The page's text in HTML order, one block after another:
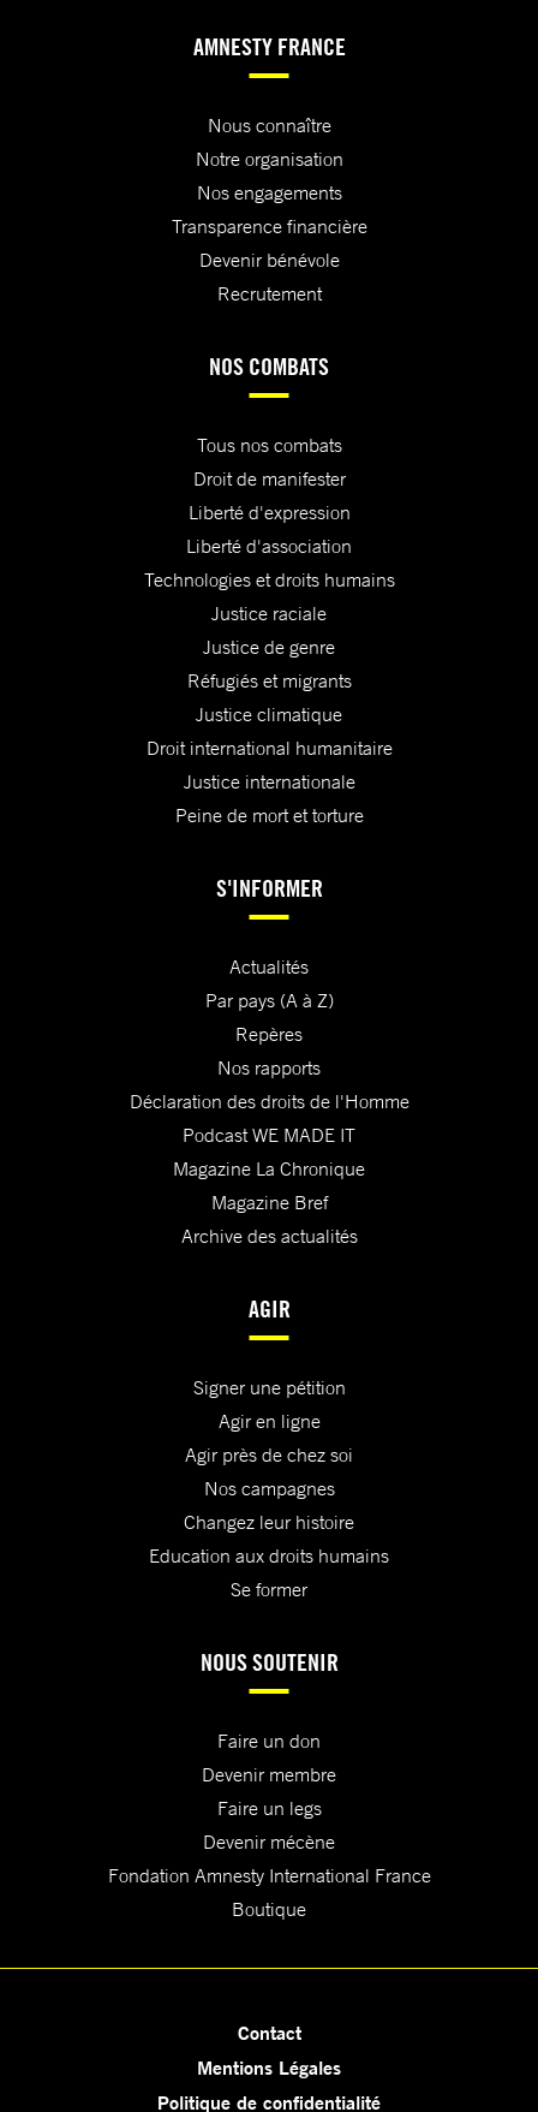
AMNESTY FRANCE
Nous connaître
Notre organisation
Nos engagements
Transparence financière
Devenir bénévole
Recrutement
NOS COMBATS
Tous nos combats
Droit de manifester
Liberté d'expression
Liberté d'association
Technologies et droits humains
Justice raciale
Justice de genre
Réfugiés et migrants
Justice climatique
Droit international humanitaire
Justice internationale
Peine de mort et torture
S'INFORMER
Actualités
Par pays (A à Z)
Repères
Nos rapports
Déclaration des droits de l'Homme
Podcast WE MADE IT
Magazine La Chronique
Magazine Bref
Archive des actualités
AGIR
Signer une pétition
Agir en ligne
Agir près de chez soi
Nos campagnes
Changez leur histoire
Education aux droits humains
Se former
NOUS SOUTENIR
Faire un don
Devenir membre
Faire un legs
Devenir mécène
Fondation Amnesty International France
Boutique
Contact
Mentions Légales
Politique de confidentialité